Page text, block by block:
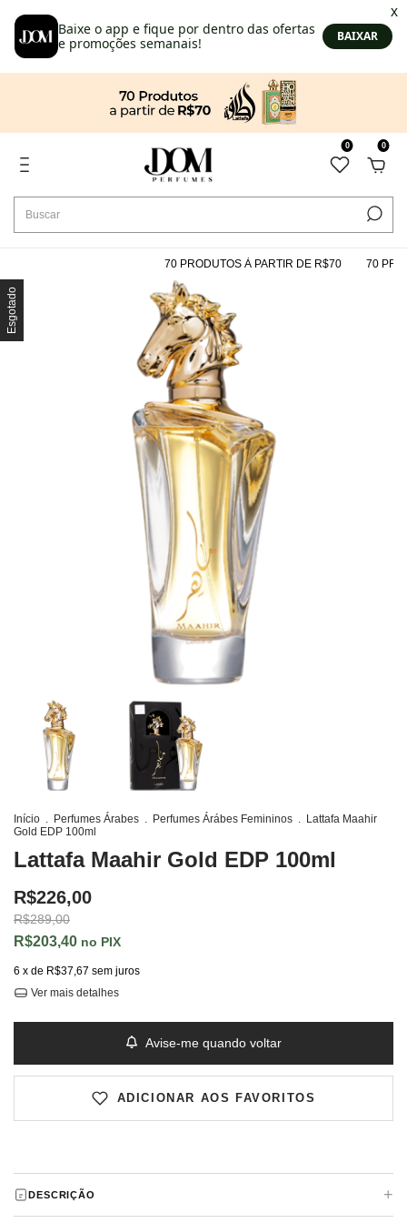
0 0
70 PRODUTOS À PARTIR DE R$70 70
Esgotado
Início . Perfumes Árabes . Perfumes Árábes Femininos . Lattafa Maahir
Gold EDP 100ml
Lattafa Maahir Gold EDP 100ml
R$226,00
R$289,00
R$203,40 PIX
6 x de R$37,67 sem juros
Ver mais detalhes
Avise-me quando voltar
ADICIONAR AOS FAVORITOS
DESCRIÇÃO +